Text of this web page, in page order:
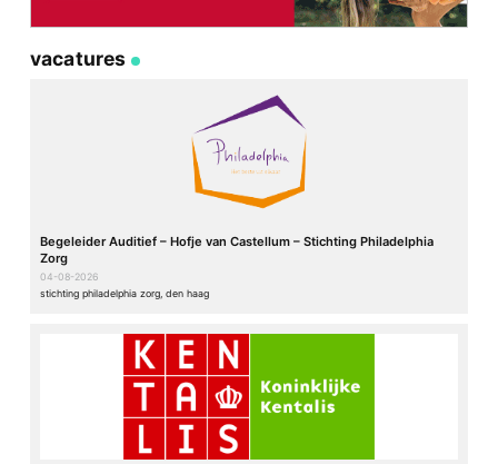
vacatures
Begeleider Auditief – Hofje van Castellum – Stichting Philadelphia
Zorg
04-08-2026
stichting philadelphia zorg, den haag